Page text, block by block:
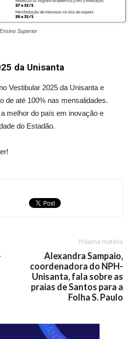
Superior
da Unisanta
Vestibular 2025 da Unisanta e
de até 100% nas mensalidades.
melhor do país em inovação e
do Estadão.
Próxima matéria
Alexandra Sampaio,
coordenadora do NPH-
Unisanta, fala sobre as
praias de Santos para a
Folha S. Paulo